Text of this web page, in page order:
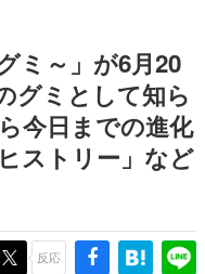
に製作時のエピソードをお
『赫本』は、〈試験問題〉
です。
を担う若きクリエイター達
ミ～」が6月20
グミとして知ら
今日までの進化
ストリー」など
反応